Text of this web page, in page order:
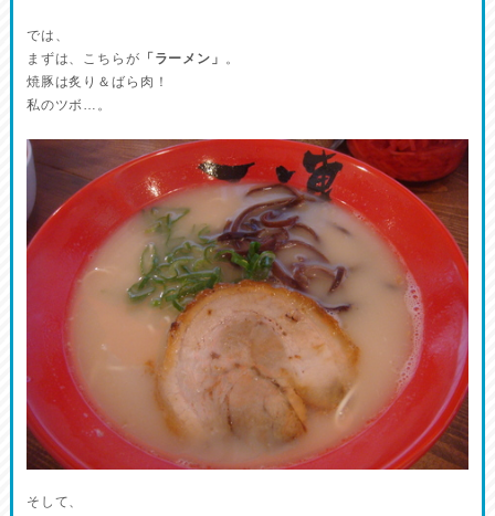
では、
まずは、こちらが 「ラーメン」 。
焼豚は炙り＆ばら肉！
私のツボ…。
そして、